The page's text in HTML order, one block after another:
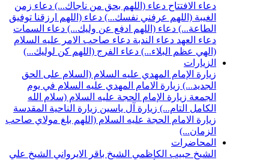
دعاء الافتتاح دعاء (اللهم بحق من ناجاك...) دعاء زمن
الغيبة (اللهم عرفني نفسك...) دعاء (اللهم ارزقنا توفيق
الطاعة...) دعاء (اللهم ادفع عن وليك...) دعاء السمات
دعاء العهد دعاء الندبة دعاء صاحب الامر عليه السلام
(الهي عظم البلاء...) دعاء الفرج (اللهم كن لوليك...)
الزيارات
زيارة الإمام المهدي عليه السلام (السلام على الحق
الجديد...) زيارة الامام المهدي عليه السلام في يوم
الجمعة زيارة الإمام الحجة عليه السلام (سلام الله
الكامل التام...) زيارة آل ياسين زيارة الناحية المقدسة
زيارة الامام الحجة عليه السلام (اللهم بلغ مولاي صاحب
الزمان...)
المحاضرات
الشيخ حبيب الكاظمي الشيخ باقر الايرواني الشيخ علي